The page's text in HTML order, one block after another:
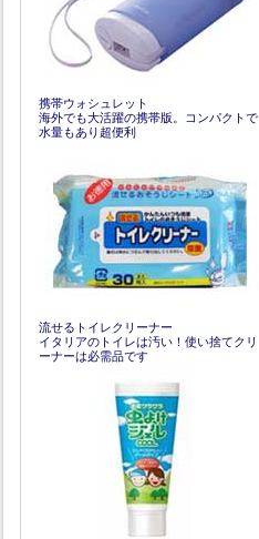
携帯ウォシュレット
海外でも大活躍の携帯版。コンパクトで
水量もあり超便利
流せるトイレクリーナー
イタリアのトイレは汚い！使い捨てクリ
ーナーは必需品です